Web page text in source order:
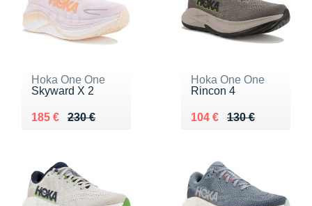
Hoka One One
Skyward X 2
230 €
Au lieu de 230 €
185 €
Vendu 185 €
Hoka One One
Rincon 4
130 €
Au lieu de 130 €
104 €
Vendu 104 €